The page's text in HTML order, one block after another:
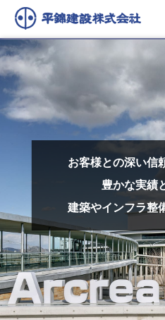
お客様との深い信
豊かな実績
建築やインフラ整